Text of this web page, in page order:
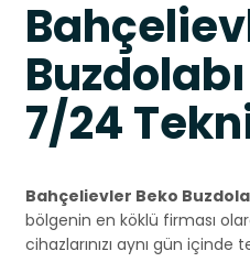
7/24
Bahçelievler Beko
bölgenin en köklü firması
cihazlarınızı aynı gün içinde